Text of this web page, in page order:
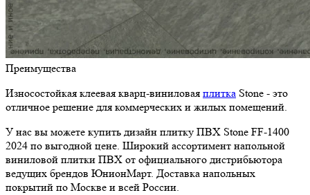
Преимущества
Износостойкая клеевая кварц-виниловая плитка Stone - это
отличное решение для коммерческих и жилых помещений.
У нас вы можете купить дизайн плитку ПВХ Stone FF-1400
2024 по выгодной цене. Широкий ассортимент напольной
виниловой плитки ПВХ от официального дистрибьютора
ведущих брендов ЮнионМарт. Доставка напольных
покрытий по Москве и всей России.